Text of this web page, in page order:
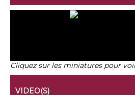
Cliquez sur les miniatures pour
VIDEO(S)